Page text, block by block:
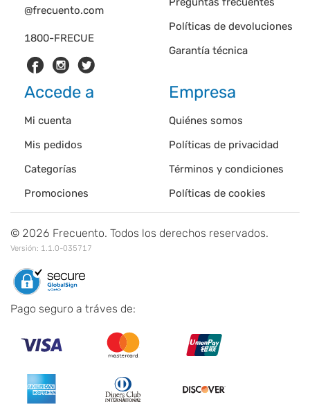
1800-FRECUE
@frecuento.com
Políticas de devoluciones
Garantía técnica
Accede a
Mi cuenta
Mis pedidos
Categorías
Promociones
Empresa
Quiénes somos
Políticas de privacidad
Términos y condiciones
Políticas de cookies
© 2026 Frecuento. Todos los derechos reservados.
Versión: 1.1.0-035717
Pago seguro a tráves de: